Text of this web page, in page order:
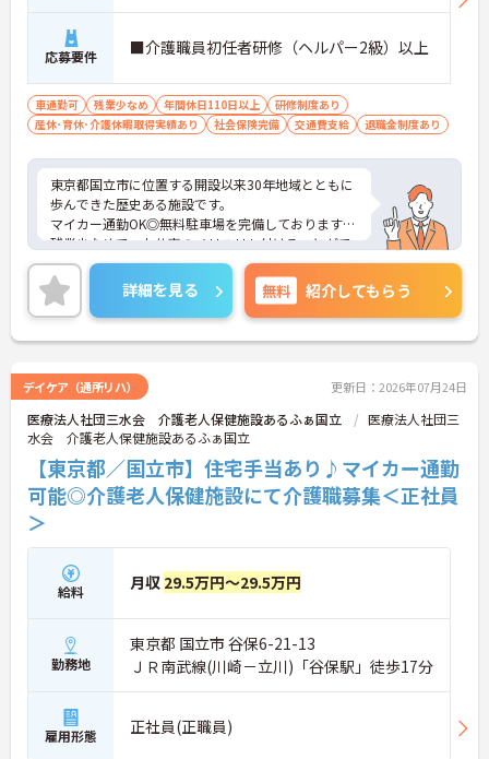
応募要件 ■介護職員初任者研修（ヘルパー2級）以上
車通勤可 残業少なめ 年間休日110日以上
研修制度あり
産休･育休･介護休暇取得実績あり
社会保険完備 交通費支給 退職金制度あり
東京都国立市に位置する開設以来30年地域とともに
歩んできた歴史ある施設です。
マイカー通勤OK◎無料駐車場を完備しております！
残業少なめで、お仕事のメリハリも付けることがで
きます。
ご興味のある方はお気軽にお問い合わせ下さい。
詳細を見る 無料 紹介してもらう
デイケア（通所リハ） 更新日：2026年07月24日
医療法人社団三水会 介護老人保健施設あるふぁ国立
医療法人社団三
水会 介護老人保健施設あるふぁ国立
【東京都／国立市】住宅手当あり♪マイカー通勤
可能◎介護老人保健施設にて介護職募集＜正社員
＞
給料 月収 29.5万円～29.5万円
勤務地
東京都 国立市 谷保6-21-13
ＪＲ南武線(川崎－立川)「谷保駅」徒歩17分
雇用形態 正社員(正職員)